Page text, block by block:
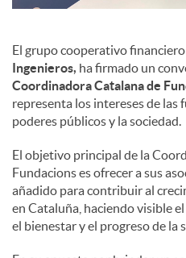
El grupo cooperativo financiero
Ingenieros, ha firmado un
Coordinadora Catalana de
representa los intereses de las
poderes públicos y la sociedad.
El objetivo principal de la
Fundacions es ofrecer a sus
añadido para contribuir al
en Cataluña, haciendo visible
el bienestar y el progreso de la